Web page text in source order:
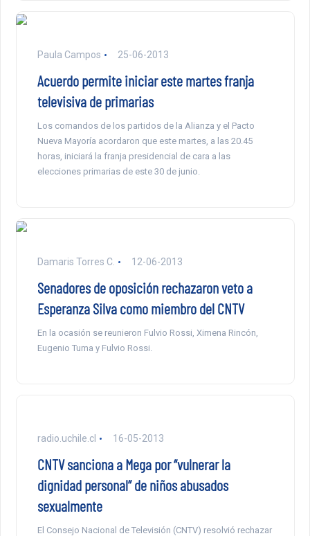
Paula Campos 25-06-2013
Acuerdo permite iniciar este martes franja
televisiva de primarias
Los comandos de los partidos de la Alianza y el Pacto
Nueva Mayoría acordaron que este martes, a las 20.45
horas, iniciará la franja presidencial de cara a las
elecciones primarias de este 30 de junio.
Damaris Torres C. 12-06-2013
Senadores de oposición rechazaron veto a
Esperanza Silva como miembro del CNTV
En la ocasión se reunieron Fulvio Rossi, Ximena Rincón,
Eugenio Tuma y Fulvio Rossi.
radio.uchile.cl 16-05-2013
CNTV sanciona a Mega por “vulnerar la
dignidad personal” de niños abusados
sexualmente
El Consejo Nacional de Televisión (CNTV) resolvió rechazar